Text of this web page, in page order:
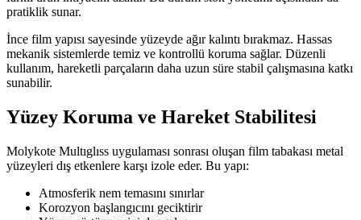
pratiklik sunar.
İnce film yapısı sayesinde yüzeyde ağır kalıntı bırakmaz. Hassas
mekanik sistemlerde temiz ve kontrollü koruma sağlar. Düzenli
kullanım, hareketli parçaların daha uzun süre stabil çalışmasına katkı
sunabilir.
Yüzey Koruma ve Hareket Stabilitesi
Molykote Multıglıss uygulaması sonrası oluşan film tabakası metal
yüzeyleri dış etkenlere karşı izole eder. Bu yapı:
Atmosferik nem temasını sınırlar
Korozyon başlangıcını geciktirir